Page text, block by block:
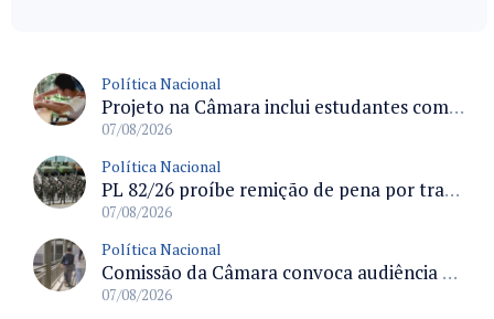
Política Nacional
Projeto na Câmara inclui estudantes com deficiência no regime escolar especial da LDB e estabelece critérios para frequência
07/08/2026
Política Nacional
PL 82/26 proíbe remição de pena por trabalho em funções militares para condenados por crimes contra o Estado Democrático de Direito
07/08/2026
Política Nacional
Comissão da Câmara convoca audiência para discutir misoginia nas escolas e universidades após divulgação de listas misóginas
07/08/2026